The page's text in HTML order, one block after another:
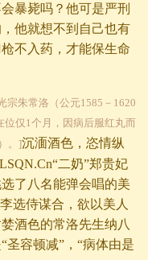
暴毙吗？他可是严刑
他就想不到自己也有
不入药，才能保生命
宗朱常洛（公元1585－1620
仅1个月，因病后服红丸而
。]沉湎酒色，恣情纵
二奶”郑贵妃
了八名能弹会唱的美
选侍谋合，欲以美人
酒色的常洛先生纳八
圣容顿减”，“病体由是